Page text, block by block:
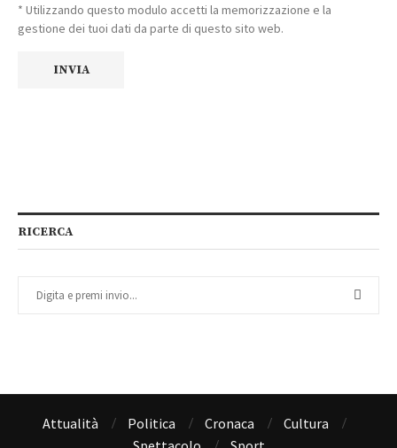
* Utilizzando questo modulo accetti la memorizzazione e la
gestione dei tuoi dati da parte di questo sito web.
RICERCA
Attualità Politica Cronaca
Cultura